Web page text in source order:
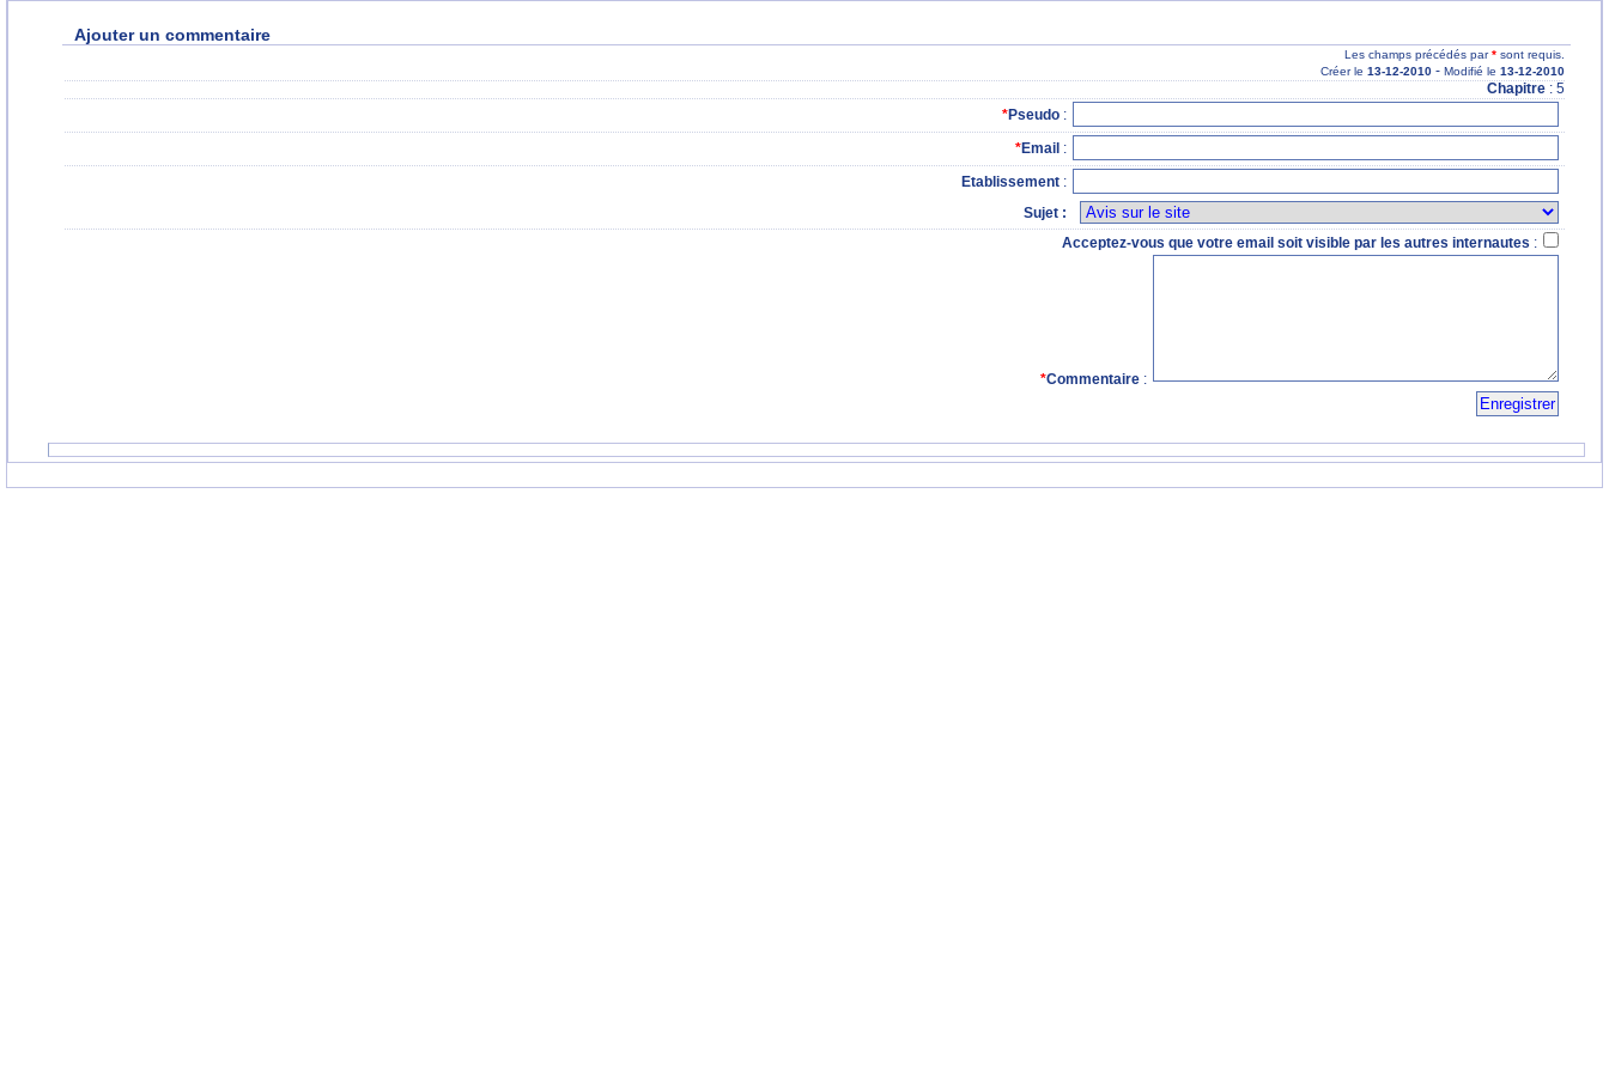
Ajouter un commentaire
Les champs précédés par* sont requis.
Créer le 13-12-2010 - Modifié le 13-12-2010
Chapitre : 5
*Pseudo :
*Email :
Etablissement :
Sujet :
Acceptez-vous que votre email soit visible par les autres internautes :
*Commentaire: